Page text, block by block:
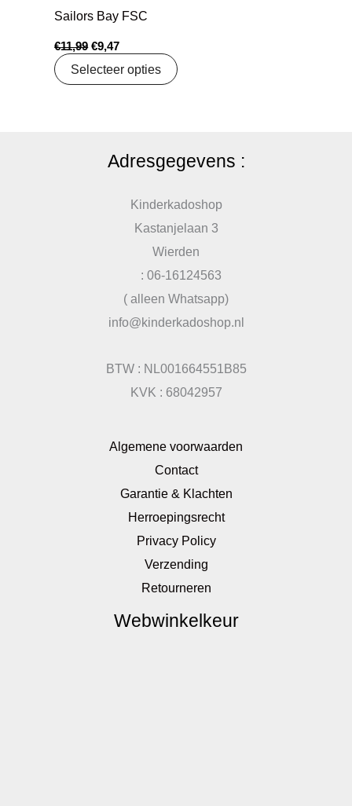
Sailors Bay FSC
€11,99 €9,47
Selecteer opties
Adresgegevens :
Kinderkadoshop
Kastanjelaan 3
Wierden
: 06-16124563
( alleen Whatsapp)
info@kinderkadoshop.nl
BTW : NL001664551B85
KVK : 68042957
Algemene voorwaarden
Contact
Garantie & Klachten
Herroepingsrecht
Privacy Policy
Verzending
Retourneren
Webwinkelkeur